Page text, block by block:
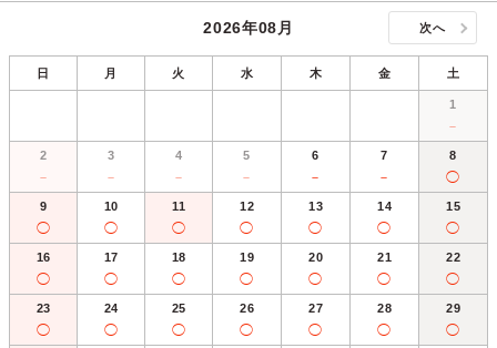
2026年08月 次へ
日 月 火 水 木 金 土
1
－
2
－
3
－
4
－
5
－
6
－
7
－
8
◯
9
◯
10
◯
11
◯
12
◯
13
◯
14
◯
15
◯
16
◯
17
◯
18
◯
19
◯
20
◯
21
◯
22
◯
23
◯
24
◯
25
◯
26
◯
27
◯
28
◯
29
◯